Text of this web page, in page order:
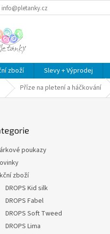
info@pletanky.cz
zboží Slevy + Výprodej
Domů Příze na pletení a háčkování
poukazy
zboží
DROPS Kid silk
DROPS Fabel
DROPS Soft Tweed
DROPS Lima